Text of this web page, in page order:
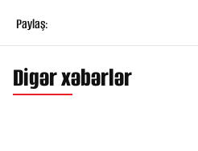
Paylaş:
Digər xəbərlər